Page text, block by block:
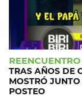
TRAS AÑOS DE
MOSTRÓ
POSTEO